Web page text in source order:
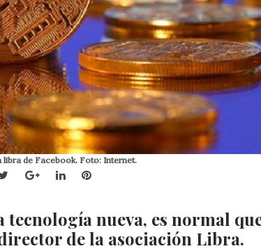
libra de Facebook. Foto: Internet.
TwitterGoogle+LinkedInPinterest
tecnología nueva, es normal
de la asociación Libra.